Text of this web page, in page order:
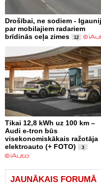
Drošībai, ne sodiem -
par mobilajiem radariem
brīdinās ceļa zimes
12
Tikai 12,8 kWh uz 100 km –
Audi e-tron būs
visekonomiskākais ražotāja
elektroauto (+ FOTO)
3
JAUNĀKAIS FORUMĀ